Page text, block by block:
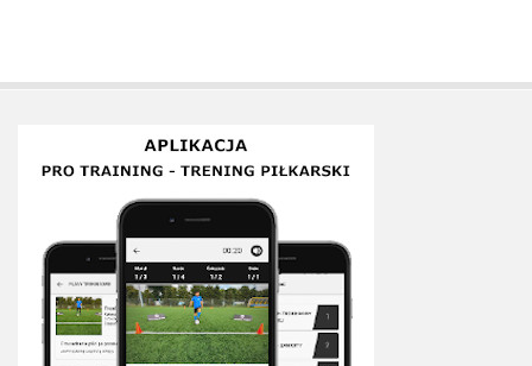
Program treningu biegowego
Sklep
Edukacja
Plany treningowe
Aplikacja Pro Training
Sprzęt treningowy